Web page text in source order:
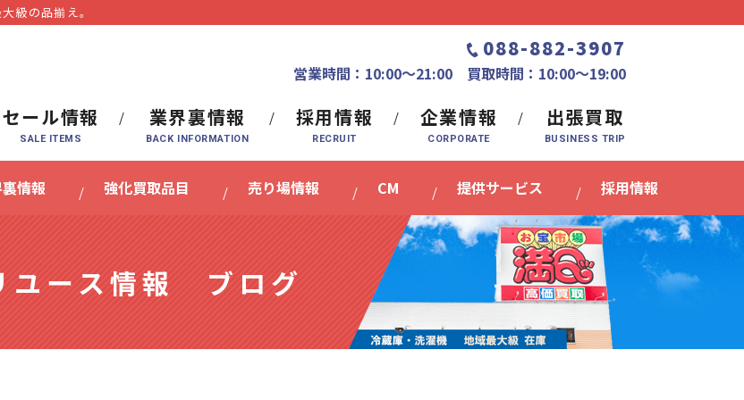
級の品揃え。
088-882-3907
営業時間：10:00〜21:00 買取時間：10:00～19:00
セール情報 業界裏情報 採用情報 企業情報 出張買取
情報 強化買取品目 売り場情報 CM 提供サービス 採用情報
ユース情報 ブログ